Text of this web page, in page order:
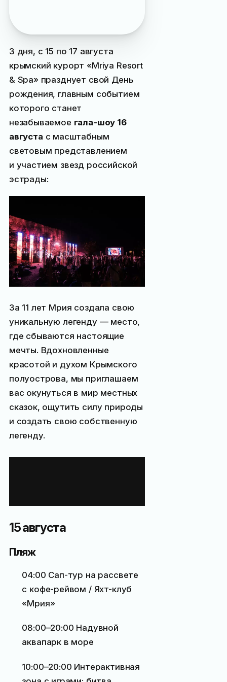
3 дня, с 15 по 17 августа
крымский курорт «Mriya Resort
& Spa» празднует свой День
рождения, главным событием
которого станет
незабываемое гала-шоу 16
августа с масштабным
световым представлением
и участием звезд российской
эстрады:
За 11 лет Мрия создала свою
уникальную легенду — место,
где сбываются настоящие
мечты. Вдохновленные
красотой и духом Крымского
полуострова, мы приглашаем
вас окунуться в мир местных
сказок, ощутить силу природы
и создать свою собственную
легенду.
15 августа
Пляж
04:00 Сап-тур на рассвете
с кофе-рейвом / Яхт-клуб
«Мрия»
08:00–20:00 Надувной
аквапарк в море
10:00–20:00 Интерактивная